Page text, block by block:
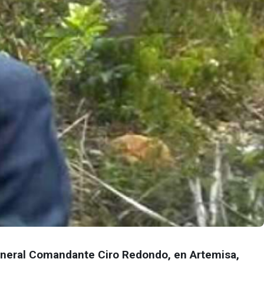
Comandante Ciro Redondo, en Artemisa,